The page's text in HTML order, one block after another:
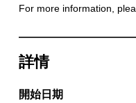
For more information,
詳情
開始日期